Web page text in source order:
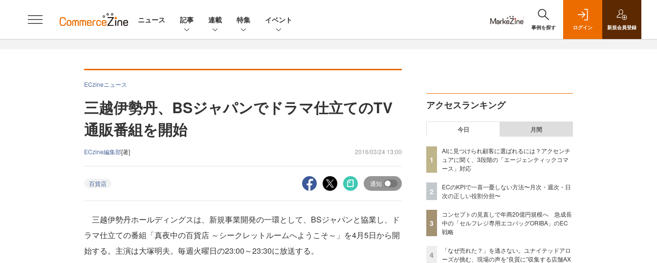
ニュース 記事 連載 特集 イベント
事例を探す ログイン 新規会員登録
ECzineニュース
三越伊勢丹、BSジャパンでドラマ仕立てのTV
通販番組を開始
ECzine編集部[著] 2016/03/24 13:00
百貨店 通知
三越伊勢丹ホールディングスは、新規事業開発の一環として、BSジャパンと協業し、ド
ラマ仕立ての番組「真夜中の百貨店 ～シークレットルームへようこそ～」を4月5日から開
始する。主演は大塚明夫。毎週火曜日の23:00～23:30に放送する。
アクセスランキング
今日 月間
1
AIに見つけられ顧客に選ばれるには？アクセンチ
ュアに聞く、3段階の「エージェンティックコマ
ース」対応
2
ECのKPIで一喜一憂しない方法〜月次・週次・日
次の正しい役割分担〜
3
コンセプトの見直しで年商20億円規模へ 急成長
中の「セルフレジ専用エコバッグORIBA」のEC
戦略
4
「なぜ売れた？」を逃さない。ユナイテッドアロ
ーズが挑む、現場の声を“良質に”収集する店舗AX